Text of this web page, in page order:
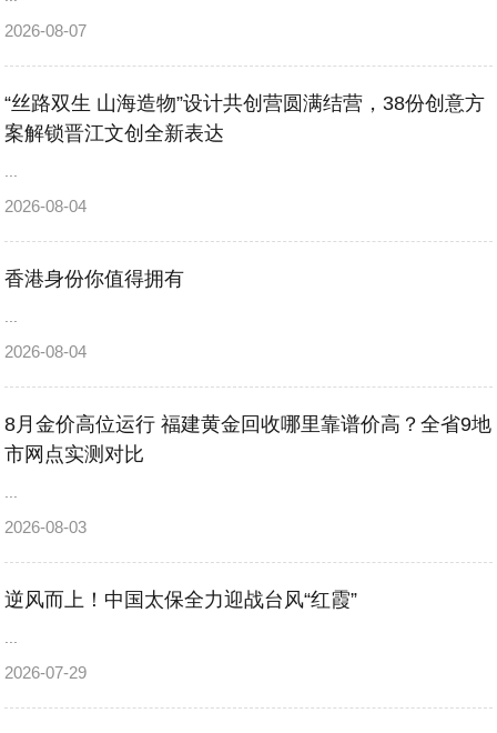
2026-08-07
“丝路双生 山海造物”设计共创营圆满结营，38份创意方
案解锁晋江文创全新表达
2026-08-04
香港身份你值得拥有
2026-08-04
8月金价高位运行 福建黄金回收哪里靠谱价高？全省9地
市网点实测对比
2026-08-03
逆风而上！中国太保全力迎战台风“红霞”
2026-07-29